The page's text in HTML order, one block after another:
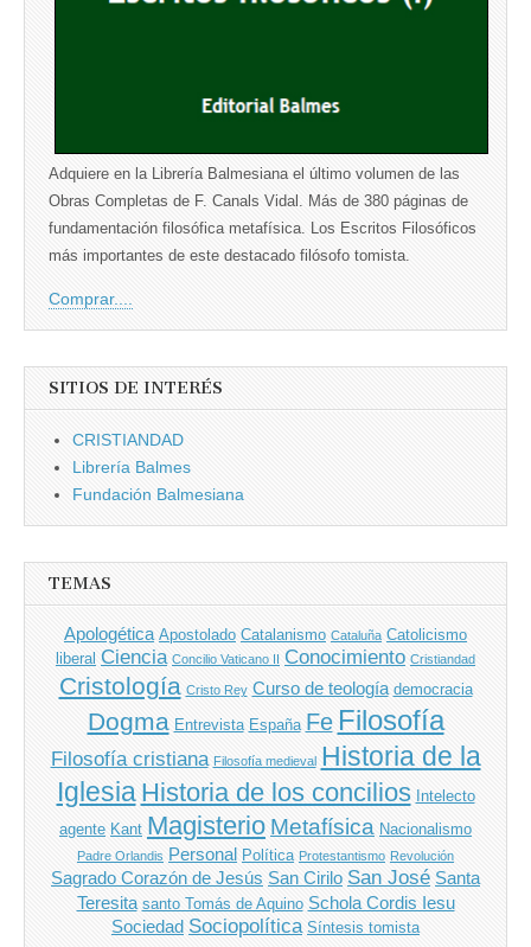
Adquiere en la Librería Balmesiana el último volumen de las
Obras Completas de F. Canals Vidal. Más de 380 páginas de
fundamentación filosófica metafísica. Los Escritos Filosóficos
más importantes de este destacado filósofo tomista.
Comprar....
SITIOS DE INTERÉS
CRISTIANDAD
Librería Balmes
Fundación Balmesiana
TEMAS
Apologética Apostolado Catalanismo Cataluña Catolicismo
liberal Ciencia Concilio Vaticano II Conocimiento Cristiandad
Cristología Cristo Rey Curso de teología democracia
Dogma Entrevista España Fe Filosofía
Filosofía cristiana Filosofía medieval Historia de la
Iglesia Historia de los concilios Intelecto
agente Kant Magisterio Metafísica Nacionalismo
Padre Orlandis Personal Política Protestantismo Revolución
Sagrado Corazón de Jesús San Cirilo San José Santa
Teresita santo Tomás de Aquino Schola Cordis Iesu
Sociedad Sociopolítica Síntesis tomista